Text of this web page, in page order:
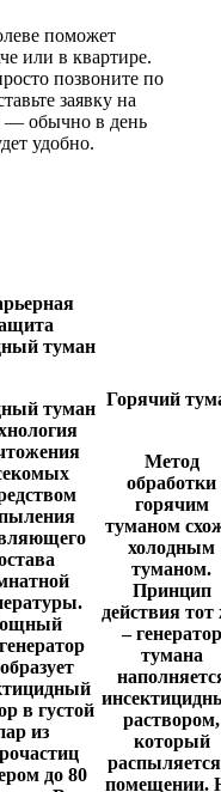
поможет
или в квартире.
позвоните по
заявку на
— обычно в день
удобно.
туман
туман
в густой
из
до 80
Горячий
Метод
обработки
горячим
туманом
холодным
туманом.
Принцип
действия тот
– генератор
тумана
раствором,
который
помещении.